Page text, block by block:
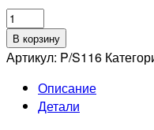
Количество
товара
ESTEL
116
PRINCESS
В корзину
Артикул: P/S116
Описание
Детали